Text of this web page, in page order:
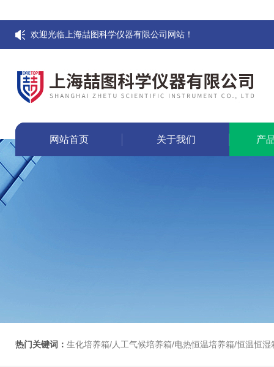
欢迎光临上海喆图科学仪器有限公司网站！
网站首页 关于我们 产
热门关键词： 生化培养箱/人工气候培养箱/电热恒温培养箱/恒温恒湿箱/光照培养箱/二氧化碳培养箱